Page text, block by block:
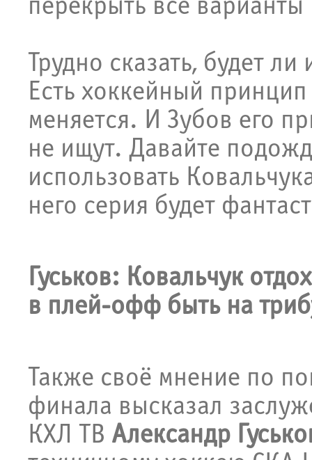
перекрыть все
Трудно сказать, будет
Есть хоккейный
меняется. И Зубов его
не ищут. Давайте
использовать
него серия будет
Гуськов: Ковальчук
в плей-офф быть на
Также своё мнение по
финала высказал
КХЛ ТВ Александр